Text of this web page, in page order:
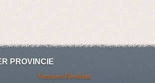
PROVINCIE
Vacatures Flevoland